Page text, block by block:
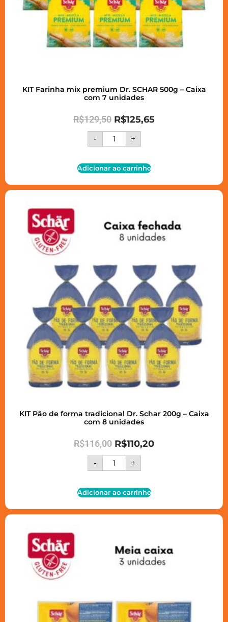
KIT Farinha mix premium Dr. SCHAR 500g – Caixa
com 7 unidades
R$129,50 R$125,65
- +
Adicionar ao carrinho
KIT Pão de forma tradicional Dr. Schar 200g – Caixa
com 8 unidades
R$116,00 R$110,20
- +
Adicionar ao carrinho